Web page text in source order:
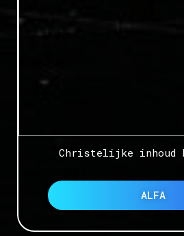
Christelijke inhoud
ALFA